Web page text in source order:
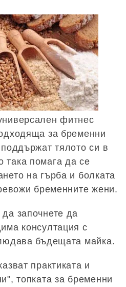
фитнес
за бременни
тялото си в
помага да се
на гърба и болката
бременните жени.
започнете да
консултация с
бъдещата майка.
практиката и
топката за бременни